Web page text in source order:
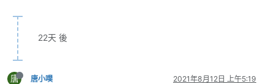
22天 後
唐 唐小噗 2021年8月12日 上午5:19